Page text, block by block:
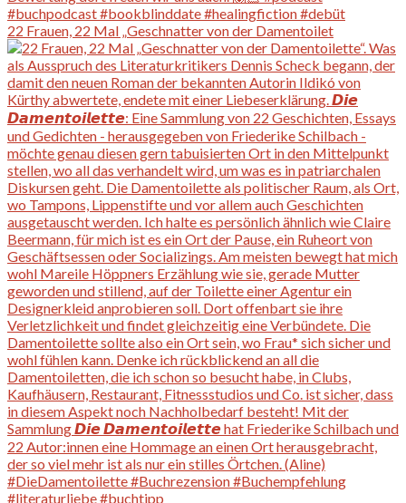
22 Frauen, 22 Mal „Geschnatter von der Damentoilet